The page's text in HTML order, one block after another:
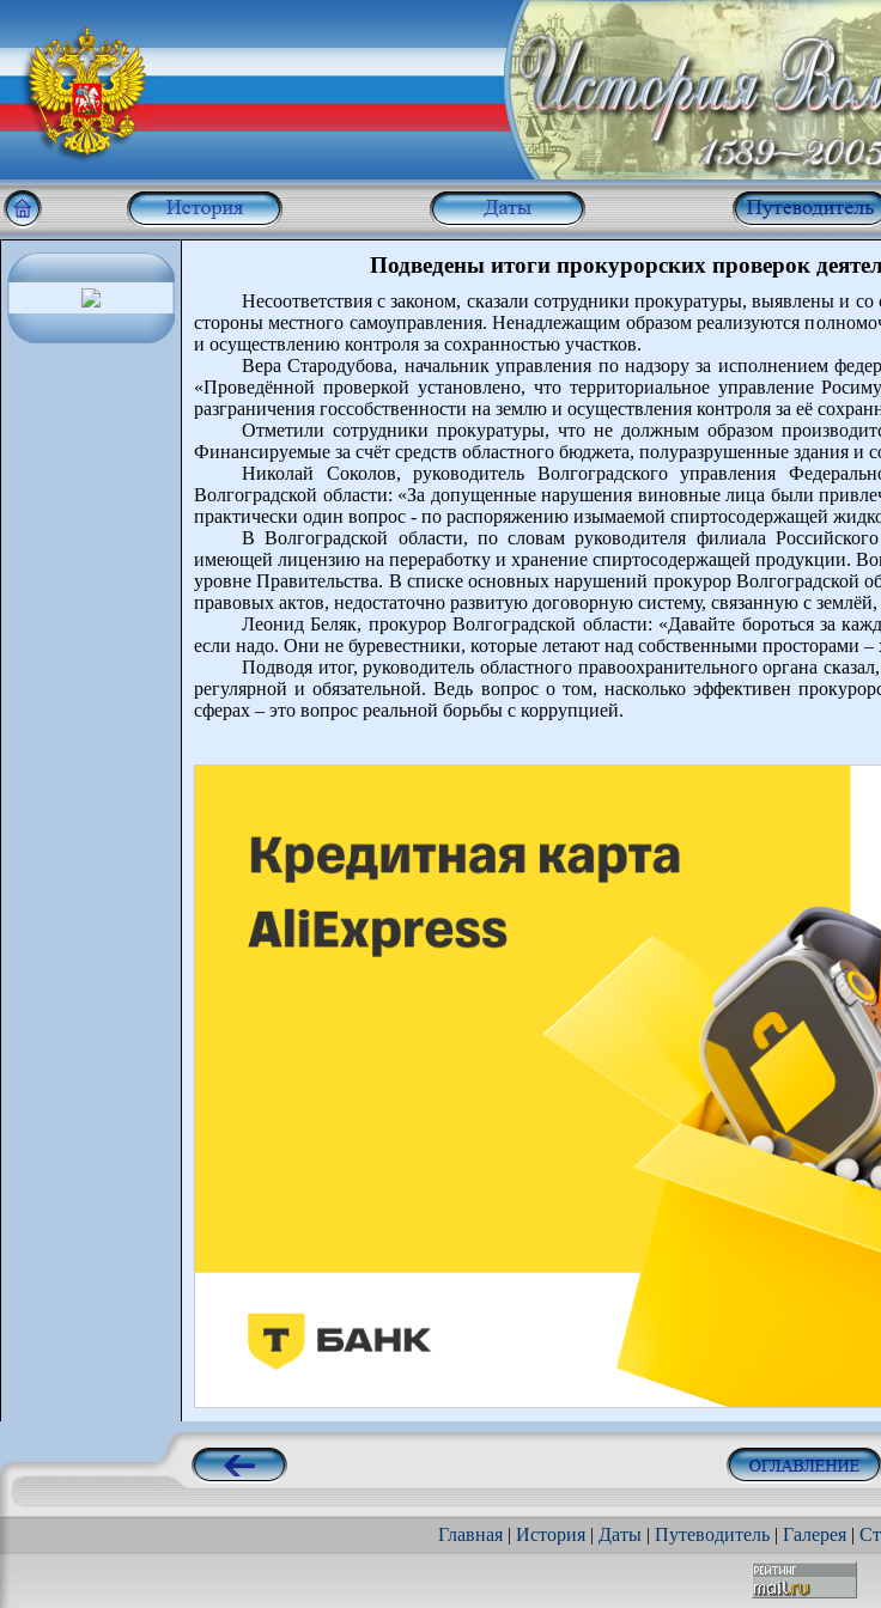
Подведены итоги прокурорских проверок
Несоответствия с законом, сказали сотрудники прокуратуры, выявлены и
стороны местного самоуправления. Ненадлежащим образом реализуются
и осуществлению контроля за сохранностью участков.
Вера Стародубова, начальник управления по надзору за исполнением
«Проведённой проверкой установлено, что территориальное управление
разграничения госсобственности на землю и осуществления контроля за её
Отметили сотрудники прокуратуры, что не должным образом
Финансируемые за счёт средств областного бюджета, полуразрушенные здания и
Николай Соколов, руководитель Волгоградского управления
Волгоградской области: «За допущенные нарушения виновные лица были
практически один вопрос - по распоряжению изымаемой спиртосодержащей
В Волгоградской области, по словам руководителя филиала
имеющей лицензию на переработку и хранение спиртосодержащей продукции.
уровне Правительства. В списке основных нарушений прокурор Волгоградской
правовых актов, недостаточно развитую договорную систему, связанную с
Леонид Беляк, прокурор Волгоградской области: «Давайте бороться за
если надо. Они не буревестники, которые летают над собственными просторами
Подводя итог, руководитель областного правоохранительного органа
регулярной и обязательной. Ведь вопрос о том, насколько эффективен
сферах – это вопрос реальной борьбы с коррупцией.
Главная| История| Даты| Путеводитель| Галерея|